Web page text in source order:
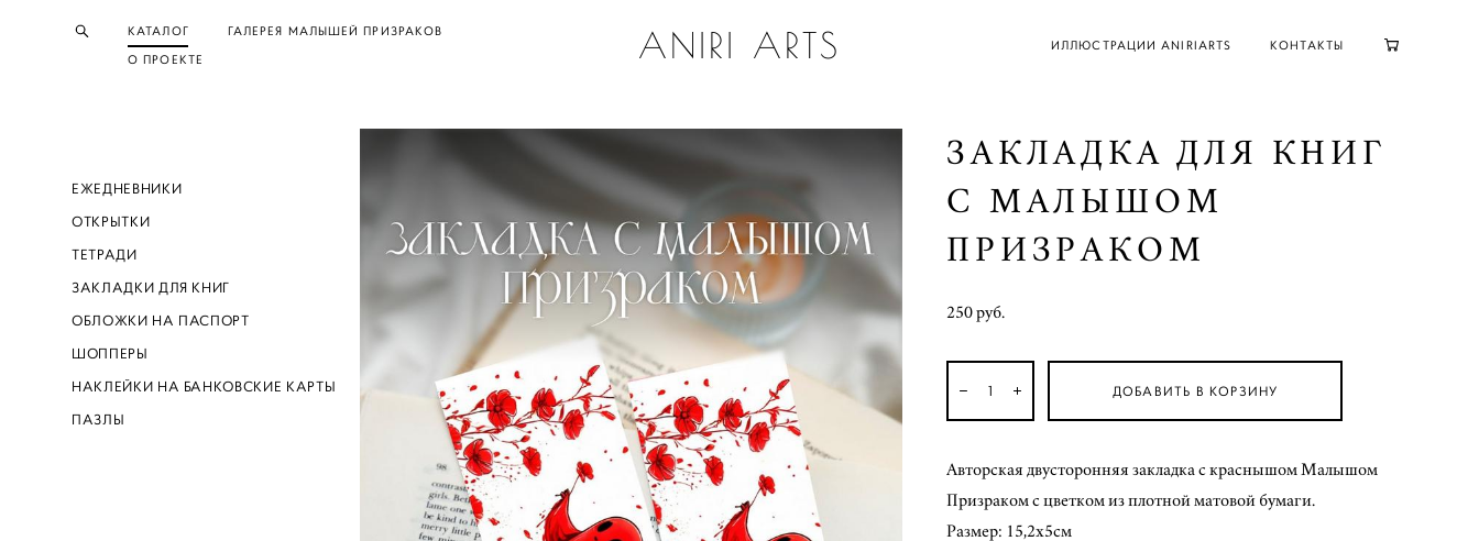
КАТАЛОГ
ГАЛЕРЕЯ МАЛЫШЕЙ ПРИЗРАКОВ
О ПРОЕКТЕ
ANIRI ARTS ИЛЛЮСТРАЦИИ ANIRIARTS КОНТАКТЫ
ЕЖЕДНЕВНИКИ
ОТКРЫТКИ
ТЕТРАДИ
ЗАКЛАДКИ ДЛЯ КНИГ
ОБЛОЖКИ НА ПАСПОРТ
ШОППЕРЫ
НАКЛЕЙКИ НА БАНКОВСКИЕ КАРТЫ
ПАЗЛЫ
ЗАКЛАДКА ДЛЯ КНИГ
С МАЛЫШОМ
ПРИЗРАКОМ
250 pуб.
ДОБАВИТЬ В КОРЗИНУ
Авторская двусторонняя закладка с краснышом Малышом
Призраком с цветком из плотной матовой бумаги.
Размер: 15,2х5см